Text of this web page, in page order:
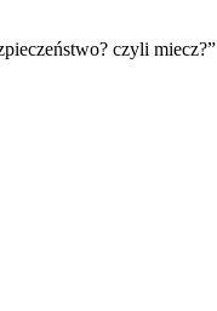
czyli miecz?”